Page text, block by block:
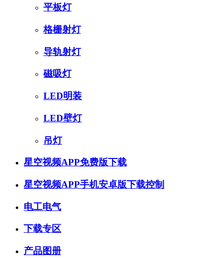
平板灯
格栅射灯
导轨射灯
磁吸灯
LED明装
LED壁灯
吊灯
星空视频APP免费版下载
星空视频APP手机安卓版下载控制
电工电气
下载专区
产品图册